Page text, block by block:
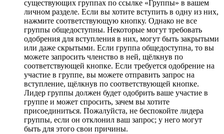
существующих группах по ссылке «Группы» в вашем
личном разделе. Если вы хотите вступить в одну из них,
нажмите соответствующую кнопку. Однако не все
группы общедоступны. Некоторые могут требовать
одобрения для вступления в них, могут быть закрытыми
или даже скрытыми. Если группа общедоступна, то вы
можете запросить членство в ней, щёлкнув по
соответствующей кнопке. Если требуется одобрение на
участие в группе, вы можете отправить запрос на
вступление, щёлкнув по соответствующей кнопке.
Лидер группы должен будет одобрить ваше участие в
группе и может спросить, зачем вы хотите
присоединиться. Пожалуйста, не беспокойте лидера
группы, если он отклонил ваш запрос; у него могут
быть для этого свои причины.